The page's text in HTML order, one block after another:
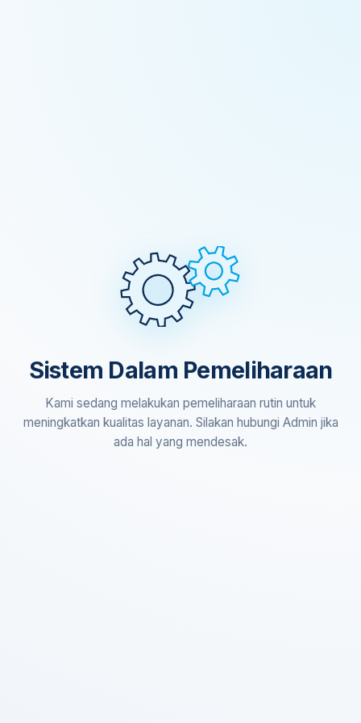
Sistem Dalam Pemeliharaan
Kami sedang melakukan pemeliharaan rutin untuk
meningkatkan kualitas layanan. Silakan hubungi Admin jika
ada hal yang mendesak.